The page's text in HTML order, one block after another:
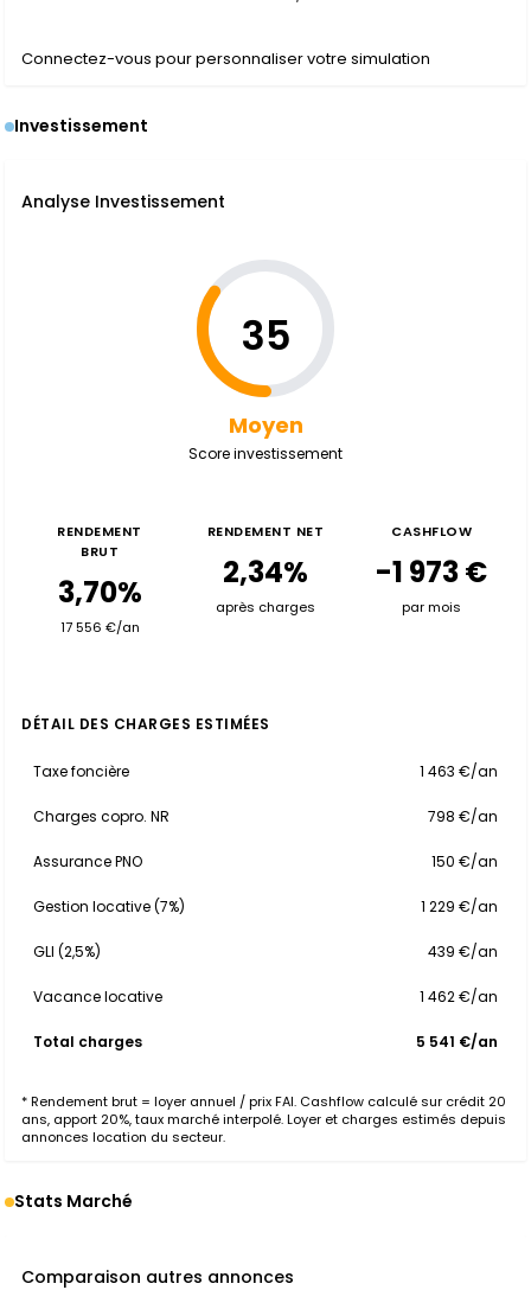
Connectez-vous pour personnaliser votre simulation
Investissement
Analyse Investissement
35
Moyen
Score investissement
RENDEMENT
BRUT
3,70%
17 556 €/an
RENDEMENT NET
2,34%
après charges
CASHFLOW
-1 973 €
par mois
DÉTAIL DES CHARGES ESTIMÉES
Taxe foncière 1 463 €/an
Charges copro. NR 798 €/an
Assurance PNO 150 €/an
Gestion locative (7%) 1 229 €/an
GLI (2,5%) 439 €/an
Vacance locative 1 462 €/an
Total charges 5 541 €/an
* Rendement brut = loyer annuel / prix FAI. Cashflow calculé sur crédit 20
ans, apport 20%, taux marché interpolé. Loyer et charges estimés depuis
annonces location du secteur.
Stats Marché
Comparaison autres annonces